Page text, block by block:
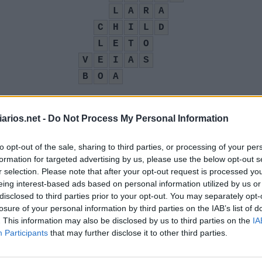
- Do Not Process My Personal Information
opt-out of the sale, sharing to third parties, or processing of your
for targeted advertising by us, please use the below opt-out
selection. Please note that after your opt-out request is processed
interest-based ads based on personal information utilized by us
to third parties prior to your opt-out. You may separately
of your personal information by third parties on the IAB’s list of
This information may also be disclosed by us to third parties on the
Participants that may further disclose it to other third parties.
L
A R
A
C
H I L
D
L
E T
O
V
E I A
S
B
O A
Nemo: